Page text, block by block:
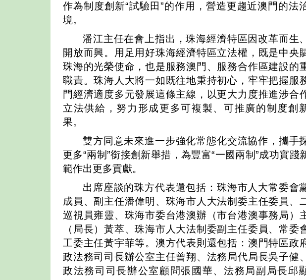
作為制度創新“試驗田”的作用，營造更趨近澳門的法
境。
潘江主任在會上指出，珠海經濟特區因改革而生
開放而興。用足用好珠海經濟特區立法權，既是中央
珠海的光榮使命，也是服務澳門、服務合作區建設的
職責。珠海人大將一如既往地秉持初心，牢牢把握服
門經濟適度多元發展這條主線，以更大力度推進涉合
立法供給，努力形成更多可複製、可推廣的制度創
果。
雙方同意未來進一步強化常態化交流協作，攜手
更多“兩制”銜接創新舉措，為豐富“一國兩制”成功實踐
範作出更多貢獻。
出席座談的珠方代表還包括：珠海市人大常委會
成員、副主任潘偉明、珠海市人大法制委主任委員、
巡視員雍靈、珠海市委台港澳辦（市台港澳事務局）
（局長）黃萃、珠海市人大法制委副主任委員、常委
工委主任黃宇菲等。澳方代表則還包括：澳門特區政
政法務司司長辦公室主任曾翔、法務局代局長吳子健
政法務司司長辦公室顧問張國華、法務局副局長邱